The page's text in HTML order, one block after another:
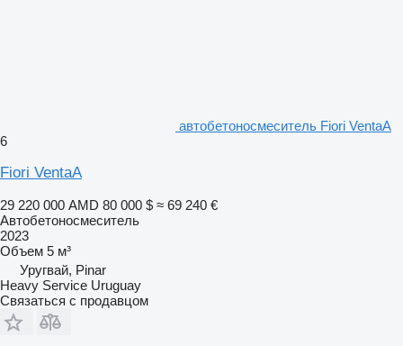
автобетоносмеситель Fiori VentaA
6
Fiori VentaA
29 220 000 AMD 80 000 $ ≈ 69 240 €
Автобетоносмеситель
2023
Объем 5 м³
Уругвай, Pinar
Heavy Service Uruguay
Связаться с продавцом